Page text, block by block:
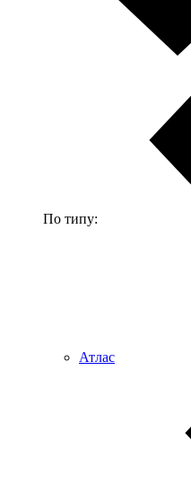
По типу:
Атлас